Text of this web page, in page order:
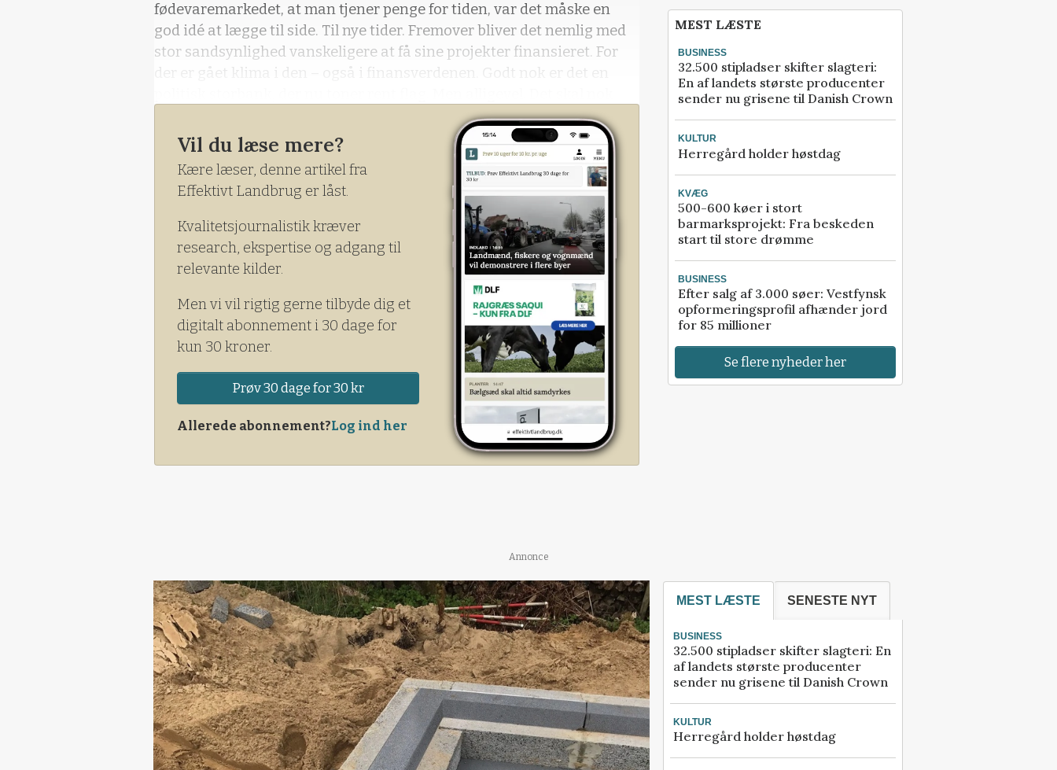
fødevaremarkedet, at man tjener penge for tiden, var det måske en
god idé at lægge til side. Til nye tider. Fremover bliver det nemlig med
stor sandsynlighed vanskeligere at få sine projekter finansieret. For
der er gået klima i den – også i finansverdenen. Godt nok er det en
MED UDGANGEN
Vil du læse mere?
Kære læser, denne artikel fra
Effektivt Landbrug er låst.
Kvalitetsjournalistik kræver
research, ekspertise og adgang til
relevante kilder.
Men vi vil rigtig gerne tilbyde dig et
digitalt abonnement i 30 dage for
kun 30 kroner.
Prøv 30 dage for 30 kr
Allerede abonnement?Log ind her
MEST LÆSTE
BUSINESS
32.500 stipladser skifter slagteri:
En af landets største producenter
sender nu grisene til Danish Crown
KULTUR
Herregård holder høstdag
KVÆG
500-600 køer i stort
barmarksprojekt: Fra beskeden
start til store drømme
BUSINESS
Efter salg af 3.000 søer: Vestfynsk
opformeringsprofil afhænder jord
for 85 millioner
Se flere nyheder her
Annonce
MEST LÆSTE SENESTE NYT
BUSINESS
32.500 stipladser skifter slagteri: En
af landets største producenter
sender nu grisene til Danish Crown
KULTUR
Herregård holder høstdag